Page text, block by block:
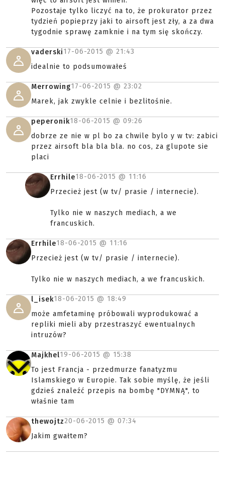
Pozostaje tylko liczyć na to, że prokurator przez
tydzień popieprzy jaki to airsoft jest zły, a za dwa
tygodnie sprawę zamknie i na tym się skończy.
vaderski17-06-2015 @ 21:43
idealnie to podsumowałeś
Merrowing17-06-2015 @ 23:02
Marek, jak zwykle celnie i bezlitośnie.
peperonik18-06-2015 @ 09:26
dobrze ze nie w pl bo za chwile bylo y w tv: zabici
przez airsoft bla bla bla. no cos, za glupote sie
placi
Errhile18-06-2015 @ 11:16
Przecież jest (w tv/ prasie / internecie).
Tylko nie w naszych mediach, a we
francuskich.
Errhile18-06-2015 @ 11:16
Przecież jest (w tv/ prasie / internecie).
Tylko nie w naszych mediach, a we francuskich.
l_isek18-06-2015 @ 18:49
może amfetaminę próbowali wyprodukować a
repliki mieli aby przestraszyć ewentualnych
intruzów?
Majkhel19-06-2015 @ 15:38
To jest Francja - przedmurze fanatyzmu
Islamskiego w Europie. Tak sobie myślę, że jeśli
gdzieś znaleźć przepis na bombę "DYMNĄ", to
właśnie tam
thewojtz20-06-2015 @ 07:34
Jakim gwałtem?